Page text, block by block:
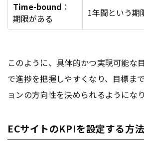
Time-bound ：
期限がある
1年間という期
このように、具体的かつ実現可能な
で進捗を把握しやすくなり、目標ま
ョンの方向性を決められるようになり
ECサイトのKPIを設定する方法